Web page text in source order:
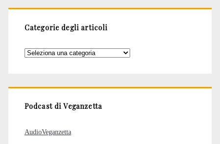
Categorie degli articoli
Categorie
Podcast di Veganzetta
AudioVeganzetta